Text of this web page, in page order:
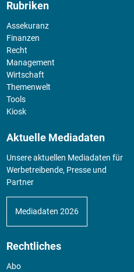
Rubriken
Assekuranz
Finanzen
Recht
Management
Wirtschaft
Themenwelt
Tools
Kiosk
Aktuelle Mediadaten
Unsere aktuellen Mediadaten für
Werbetreibende, Presse und
Partner
Mediadaten 2026
Rechtliches
Abo